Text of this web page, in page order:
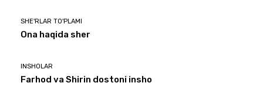
SHE'RLAR TO'PLAMI
Ona haqida sher
INSHOLAR
Farhod va Shirin dostoni insho